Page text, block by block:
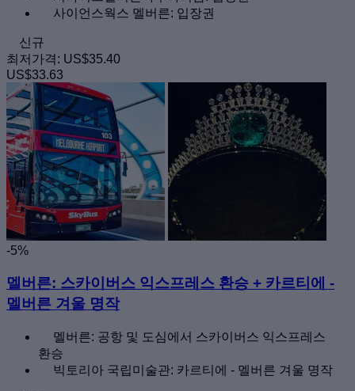
사이언스웍스 멜버른: 입장권
신규
최저가격: US$35.40
US$33.63
-5%
멜버른: 스카이버스 익스프레스 환승 + 카르티에 -
멜버른 겨울 명작
멜버른: 공항 및 도심에서 스카이버스 익스프레스
환승
빅토리아 국립미술관: 카르티에 - 멜버른 겨울 명작